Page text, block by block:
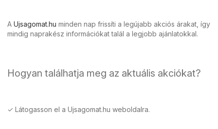
A Ujsagomat.hu minden nap frissíti a legújabb akciós árakat, így
mindig naprakész információkat talál a legjobb ajánlatokkal.
Hogyan találhatja meg az aktuális akciókat?
✓ Látogasson el a Ujsagomat.hu weboldalra.